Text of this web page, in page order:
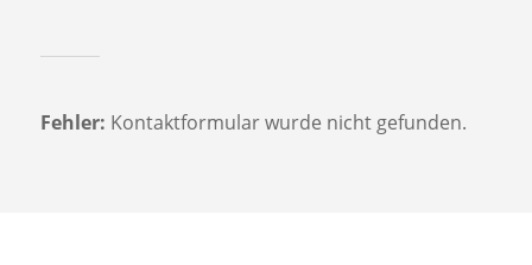
Fehler: Kontaktformular wurde nicht gefunden.